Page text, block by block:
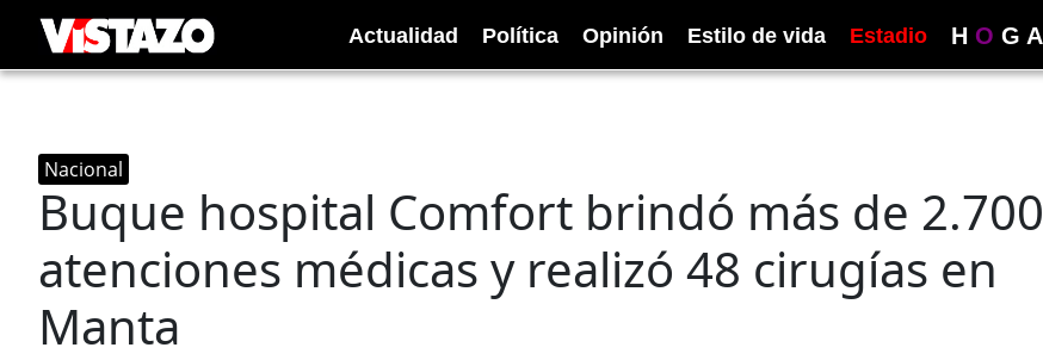
Actualidad Política Opinión Estilo de vida Estadio H O G A
Nacional
Buque hospital Comfort brindó más de 2.700
atenciones médicas y realizó 48 cirugías en
Manta